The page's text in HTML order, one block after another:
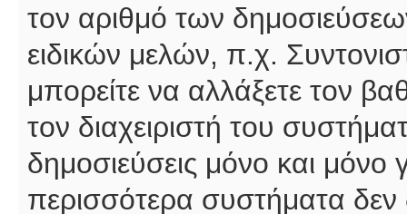
τον αριθμό των
ειδικών μελών, π.χ.
μπορείτε να αλλάξετε τον
τον διαχειριστή του
δημοσιεύσεις μόνο και
περισσότερα συστήματα δεν